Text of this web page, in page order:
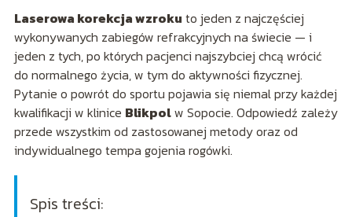
Laserowa korekcja wzroku to jeden z najczęściej
wykonywanych zabiegów refrakcyjnych na świecie — i
jeden z tych, po których pacjenci najszybciej chcą wrócić
do normalnego życia, w tym do aktywności fizycznej.
Pytanie o powrót do sportu pojawia się niemal przy każdej
kwalifikacji w klinice Blikpolw Sopocie. Odpowiedź zależy
przede wszystkim od zastosowanej metody oraz od
indywidualnego tempa gojenia rogówki.
Spis treści: